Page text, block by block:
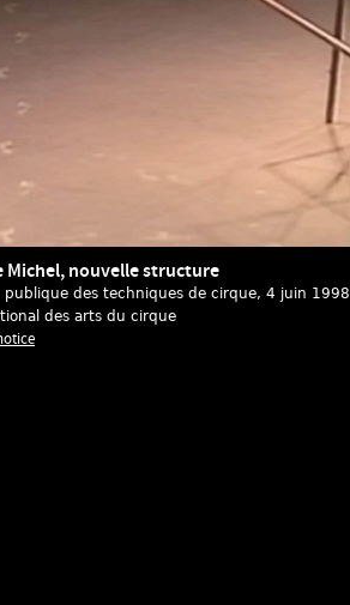
Michel, nouvelle structure
publique des techniques de cirque, 4 juin 1998
des arts du cirque